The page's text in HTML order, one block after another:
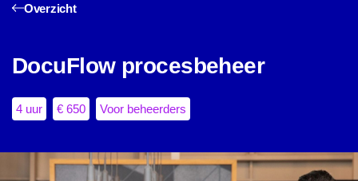
Overzicht
DocuFlow procesbeheer
4 uur € 650 Voor beheerders